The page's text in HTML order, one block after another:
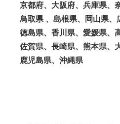
京都府、大阪府、兵庫県、
鳥取県 、島根県、岡山県、
徳島県、香川県、愛媛県、
佐賀県、長崎県、熊本県、
鹿児島県、沖縄県